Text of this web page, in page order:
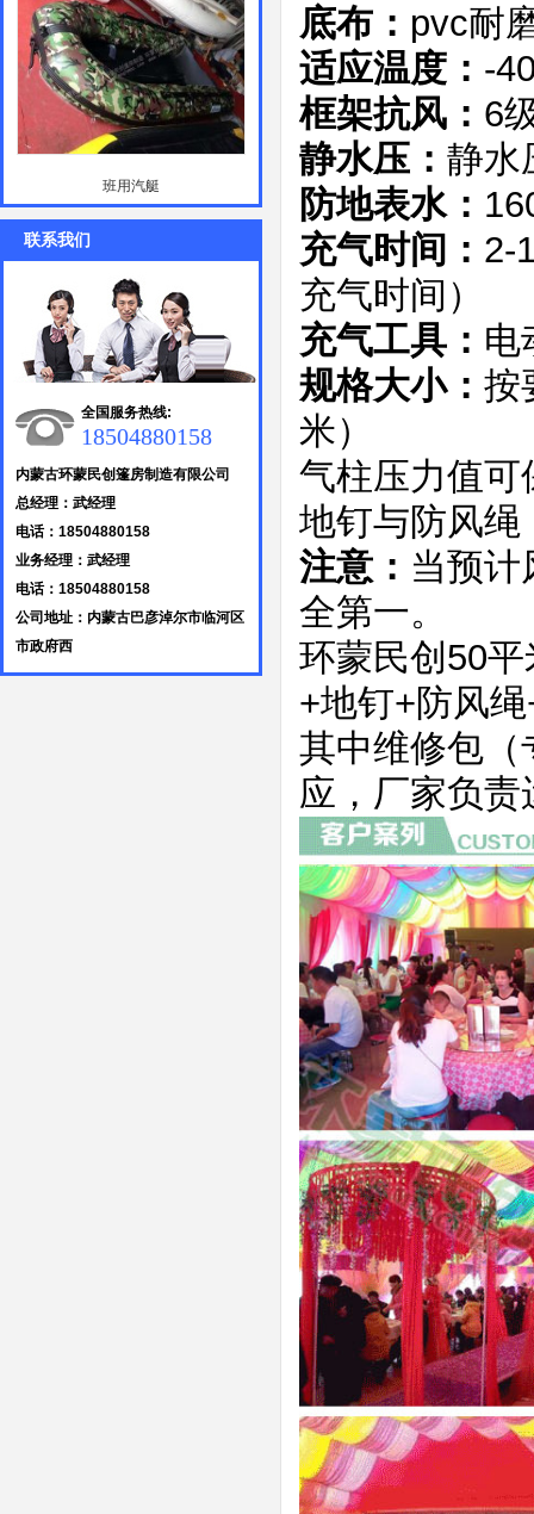
底布： pvc耐
适应温度： -
框架抗风： 6
静水压： 静水
防地表水：
充气时间： 2-
充气时间）
充气工具： 电
规格大小： 按
米）
气柱压力值可
地钉与防风绳
注意： 当预计
全第一。
环蒙民创50
+地钉+防风
其中维修包（
应，厂家负责
班用汽艇
联系我们
全国服务热线:
18504880158
内蒙古环蒙民创篷房制造有限公司
总经理：武经理
电话：18504880158
业务经理：武经理
电话：18504880158
公司地址：内蒙古巴彦淖尔市临河区
市政府西